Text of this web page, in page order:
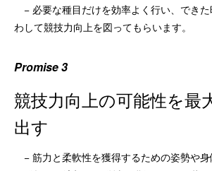
− 必要な種目だけを効率よく行い、できた
わして競技力向上を図ってもらいます。
Promise 3
競技力向上の可能性を最
出す
− 筋力と柔軟性を獲得するための姿勢や